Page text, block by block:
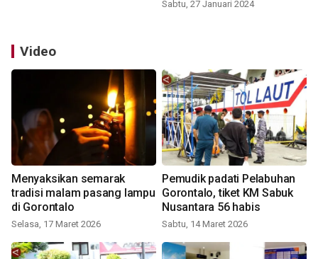
Sabtu, 27 Januari 2024
Video
Menyaksikan semarak
tradisi malam pasang lampu
di Gorontalo
Selasa, 17 Maret 2026
Pemudik padati Pelabuhan
Gorontalo, tiket KM Sabuk
Nusantara 56 habis
Sabtu, 14 Maret 2026